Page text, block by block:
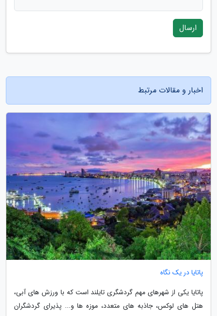
ارسال
اخبار و مقالات مرتبط
پاتایا در یک نگاه
پاتایا یکی از شهرهای مهم گردشگری تایلند است که با ورزش های آبی،
هتل های لوکس، جاذبه های متعدد، موزه ها و... پذیرای گردشگران